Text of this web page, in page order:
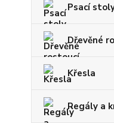
Psací
Dřevěné
Křesla
Regály a